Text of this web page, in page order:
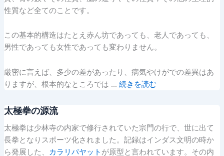
性質など全てのことです。
この基本的構造はたとえ赤ん坊であっても、老人であっても、
男性であっても女性であっても変わりません。
厳密に言えば、多少の差があったり、病気やけがでの差異はあ
りますが、根本的なところでは … 続きを読む
太極拳の源流
太極拳は少林寺の内家で修行されていた宗門の行で、世に出て
長拳となりスポーツ化されました。記録はインダス文明の時か
ら発展した、
カラリパヤット が原型と言われています。その内